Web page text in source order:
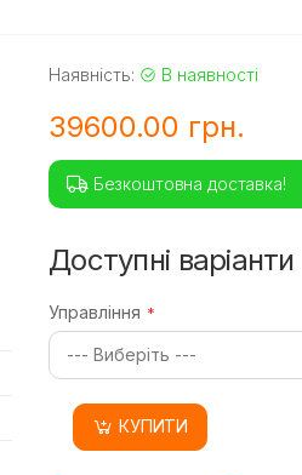
Наявність: В наявності
39600.00 грн.
Безкоштовна доставка!
Доступні варіанти
Управління
КУПИТИ